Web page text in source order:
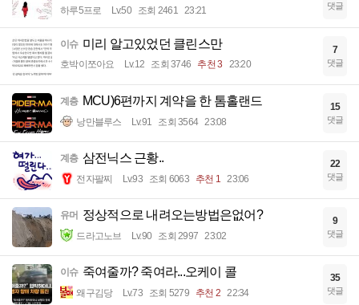
하루5프로 Lv.50 조회 2461 23:21 댓글
이슈 미리 알고있었던 클린스만
호박이쪼아요 Lv.12 조회 3746 추천 3 23:20
7
댓글
계층 MCU)6편까지 계약을 한 톰홀랜드
낭만블루스 Lv.91 조회 3564 23:08
15
댓글
계층 삼전닉스 근황..
전자팔찌 Lv.93 조회 6063 추천 1 23:06
22
댓글
유머 정상적으로 내려오는방법은없어?
드라고노브 Lv.90 조회 2997 23:02
9
댓글
이슈 죽여줄까? 죽여라...오케이 콜
왜구김당 Lv.73 조회 5279 추천 2 22:34
35
댓글